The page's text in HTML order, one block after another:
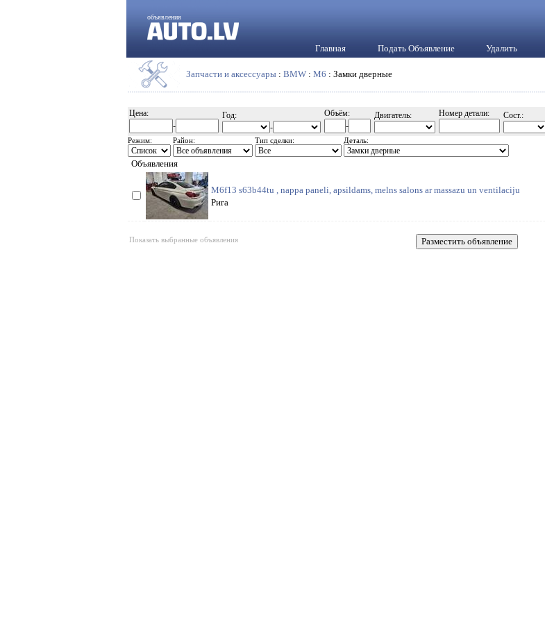
объявления
Главная Подать Объявление Удалить
Запчасти и аксессуары : BMW : M6 : Замки дверные
Цена:
-
Год:
-
Объём:
-
Двигатель: Номер детали: Сост.:
Режим: Район: Тип сделки: Деталь:
Объявления
M6f13 s63b44tu , nappa paneli, apsildams, melns salons ar massazu un ventilaciju
Рига
Показать выбранные объявления